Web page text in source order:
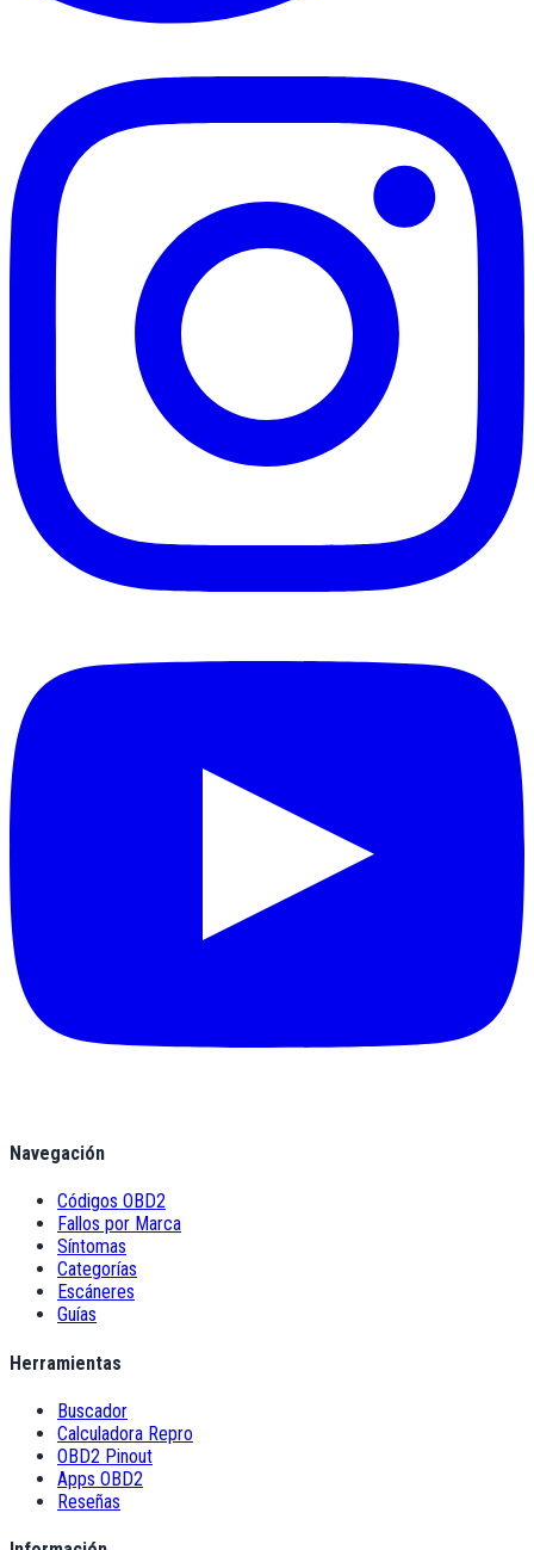
Navegación
Códigos OBD2
Fallos por Marca
Síntomas
Categorías
Escáneres
Guías
Herramientas
Buscador
Calculadora Repro
OBD2 Pinout
Apps OBD2
Reseñas